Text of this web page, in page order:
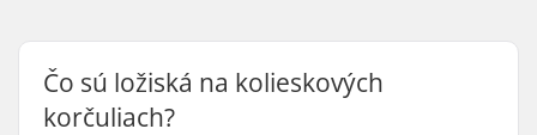
Čo sú ložiská na kolieskových
korčuliach?